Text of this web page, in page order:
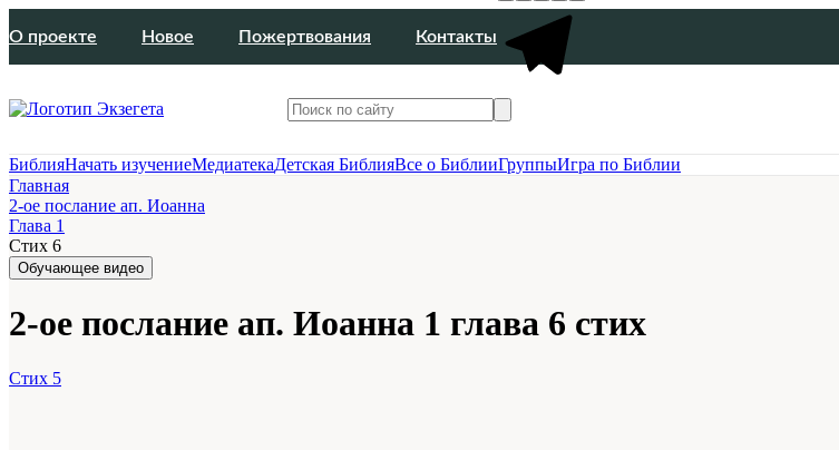
О проекте Новое Пожертвования Контакты
БиблияНачать изучениеМедиатекаДетская БиблияВсе о БиблииГруппыИгра по Библии
Главная
2-ое послание ап. Иоанна
Глава 1
Стих 6
Обучающее видео
2-ое послание ап. Иоанна 1 глава 6 стих
Стих 5